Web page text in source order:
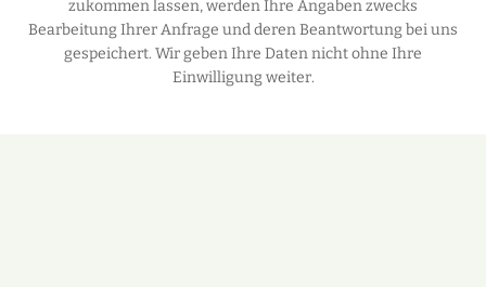
zukommen lassen, werden Ihre Angaben zwecks
Bearbeitung Ihrer Anfrage und deren Beantwortung bei uns
gespeichert. Wir geben Ihre Daten nicht ohne Ihre
Einwilligung weiter.